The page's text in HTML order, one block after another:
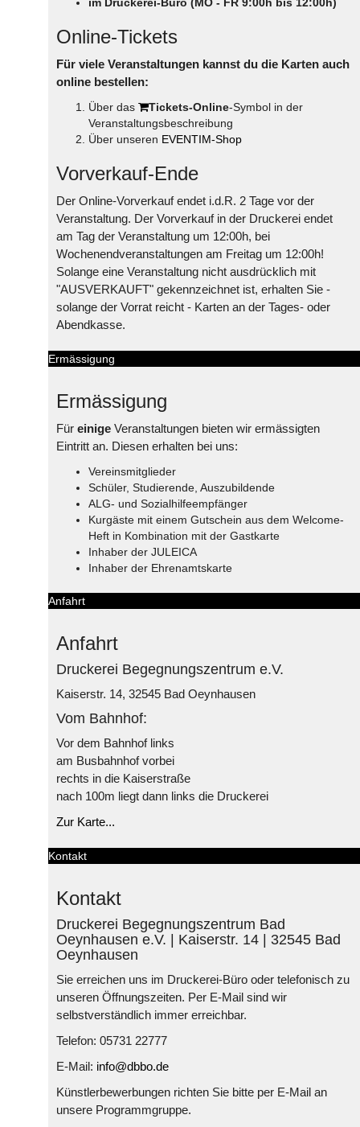
Online-Tickets
Für viele Veranstaltungen kannst du die Karten auch
online bestellen:
Über das Tickets-Online-Symbol in der
Veranstaltungsbeschreibung
Über unseren EVENTIM-Shop
Vorverkauf-Ende
Der Online-Vorverkauf endet i.d.R. 2 Tage vor der
Veranstaltung. Der Vorverkauf in der Druckerei endet
am Tag der Veranstaltung um 12:00h, bei
Wochenendveranstaltungen am Freitag um 12:00h!
Solange eine Veranstaltung nicht ausdrücklich mit
"AUSVERKAUFT" gekennzeichnet ist, erhalten Sie -
solange der Vorrat reicht - Karten an der Tages- oder
Abendkasse.
Ermässigung
Ermässigung
Für einige Veranstaltungen bieten wir ermässigten
Eintritt an. Diesen erhalten bei uns:
Vereinsmitglieder
Schüler, Studierende, Auszubildende
ALG- und Sozialhilfeempfänger
Kurgäste mit einem Gutschein aus dem Welcome-
Heft in Kombination mit der Gastkarte
Inhaber der JULEICA
Inhaber der Ehrenamtskarte
Anfahrt
Anfahrt
Druckerei Begegnungszentrum e.V.
Kaiserstr. 14, 32545 Bad Oeynhausen
Vom Bahnhof:
Vor dem Bahnhof links
am Busbahnhof vorbei
rechts in die Kaiserstraße
nach 100m liegt dann links die Druckerei
Zur Karte...
Kontakt
Kontakt
Druckerei Begegnungszentrum Bad
Oeynhausen e.V. | Kaiserstr. 14 | 32545 Bad
Oeynhausen
Sie erreichen uns im Druckerei-Büro oder telefonisch zu
unseren Öffnungszeiten. Per E-Mail sind wir
selbstverständlich immer erreichbar.
Telefon: 05731 22777
E-Mail: info@dbbo.de
Künstlerbewerbungen richten Sie bitte per E-Mail an
unsere Programmgruppe.